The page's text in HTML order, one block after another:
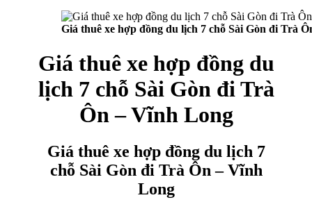
Giá thuê xe hợp đồng du lịch 7 chỗ Sài Gòn đi Trà
Giá thuê xe hợp đồng du
lịch 7 chỗ Sài Gòn đi Trà
Ôn – Vĩnh Long
Giá thuê xe hợp đồng du lịch 7
chỗ Sài Gòn đi Trà Ôn – Vĩnh
Long